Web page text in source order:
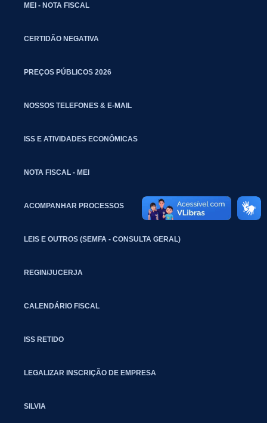
MEI - NOTA FISCAL
CERTIDÃO NEGATIVA
PREÇOS PÚBLICOS 2026
NOSSOS TELEFONES & E-MAIL
ISS E ATIVIDADES ECONÔMICAS
NOTA FISCAL - MEI
ACOMPANHAR PROCESSOS
LEIS E OUTROS (SEMFA - CONSULTA GERAL)
REGIN/JUCERJA
CALENDÁRIO FISCAL
ISS RETIDO
LEGALIZAR INSCRIÇÃO DE EMPRESA
SILVIA